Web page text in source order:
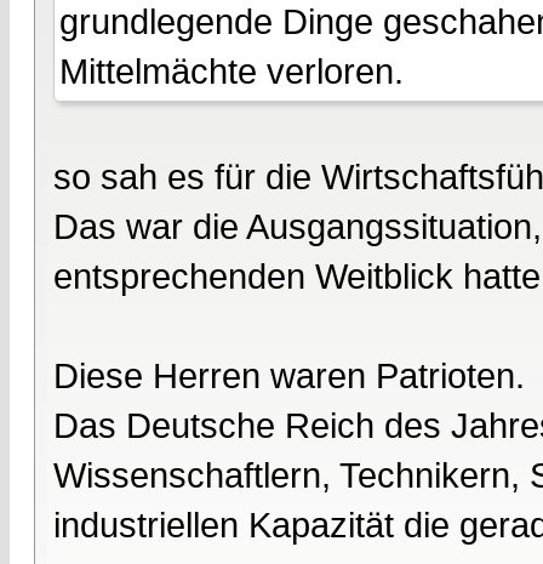
grundlegende Dinge
Mittelmächte verloren.
so sah es für die
Das war die
entsprechenden Weitblick
Diese Herren waren Patrioten.
Das Deutsche Reich des
Wissenschaftlern, Technikern,
industriellen Kapazität die